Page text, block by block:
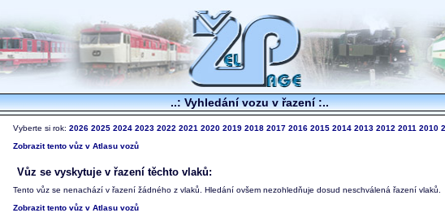
..: Vyhledání vozu v řazení :..
Vyberte si rok: 2026 2025 2024 2023 2022 2021 2020 2019 2018 2017 2016 2015 2014 2013 2012 2011 2010
Zobrazit tento vůz v Atlasu vozů
Vůz se vyskytuje v řazení těchto vlaků:
Tento vůz se nenachází v řazení žádného z vlaků. Hledání ovšem nezohledňuje dosud neschválená řazení vlaků.
Zobrazit tento vůz v Atlasu vozů